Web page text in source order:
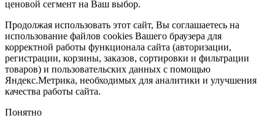
ценовой сегмент на Ваш выбор.
Продолжая использовать этот сайт, Вы соглашаетесь на
использование файлов cookies Вашего браузера для
корректной работы функционала сайта (авторизации,
регистрации, корзины, заказов, сортировки и фильтрации
товаров) и пользовательских данных с помощью
Яндекс.Метрика, необходимых для аналитики и улучшения
качества работы сайта.
Понятно